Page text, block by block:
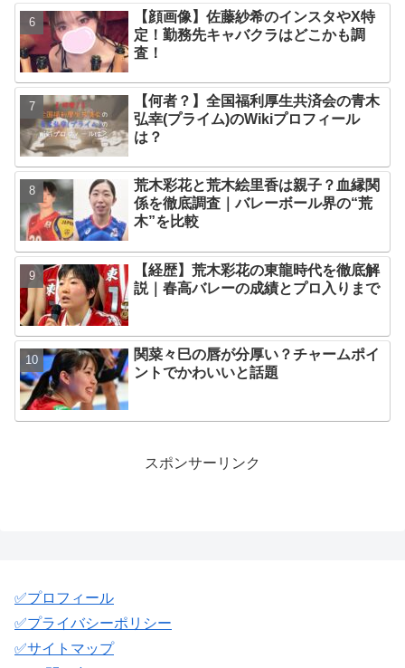
【顔画像】佐藤紗希のインスタやX特
定！勤務先キャバクラはどこかも調
査！
【何者？】全国福利厚生共済会の青木
弘幸(プライム)のWikiプロフィール
は？
荒木彩花と荒木絵里香は親子？血縁関
係を徹底調査｜バレーボール界の“荒
木”を比較
【経歴】荒木彩花の東龍時代を徹底解
説｜春高バレーの成績とプロ入りまで
関菜々巳の唇が分厚い？チャームポイ
ントでかわいいと話題
スポンサーリンク
✅️プロフィール
✅️プライバシーポリシー
✅️サイトマップ